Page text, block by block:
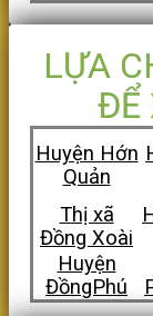
LỰA
ĐỂ
Huyện Hớn
Quản
Thị xã
Đồng Xoài
Huyện
ĐồngPhú